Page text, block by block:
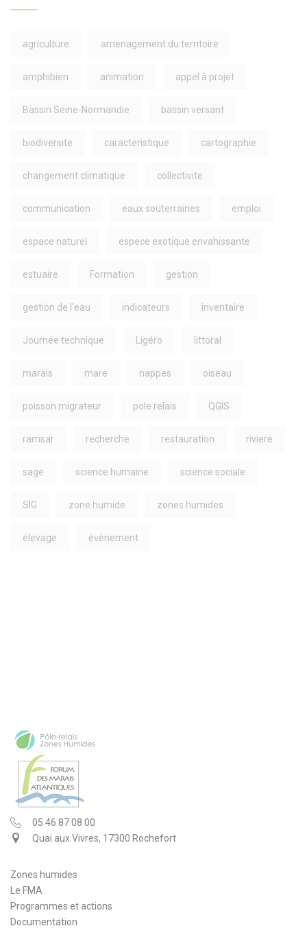
agriculture amenagement du territoire
amphibien animation appel à projet
Bassin Seine-Normandie bassin versant
biodiversite caracteristique cartographie
changement climatique collectivite
communication eaux souterraines emploi
espace naturel espece exotique envahissante
estuaire Formation gestion
gestion de l'eau indicateurs inventaire
Journée technique Ligéro littoral
marais mare nappes oiseau
poisson migrateur pole relais QGIS
ramsar recherche restauration riviere
sage science humaine science sociale
SIG zone humide zones humides
élevage évènement
05 46 87 08 00
Quai aux Vivres, 17300 Rochefort
Zones humides
Le FMA
Programmes et actions
Documentation